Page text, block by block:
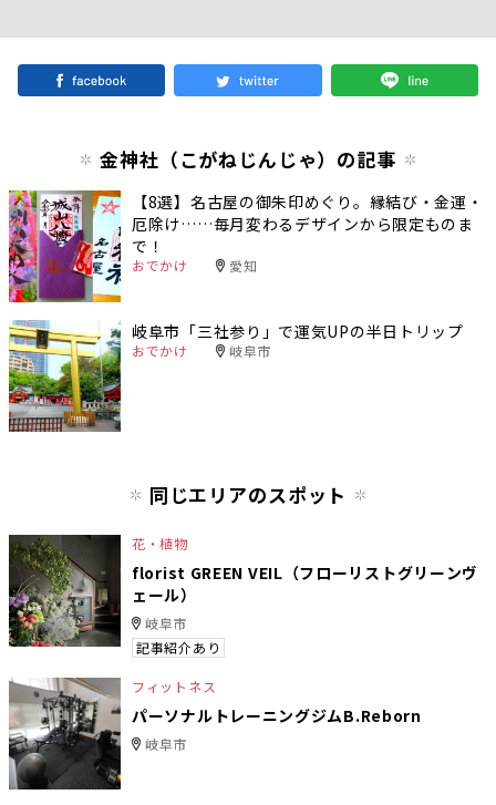
金神社（こがねじんじゃ）の記事
【8選】名古屋の御朱印めぐり。縁結び・金運・
厄除け……毎月変わるデザインから限定ものま
で！
おでかけ 愛知
岐阜市「三社参り」で運気UPの半日トリップ
おでかけ 岐阜市
同じエリアのスポット
花・植物
florist GREEN VEIL（フローリストグリーンヴ
ェール）
岐阜市
記事紹介あり
フィットネス
パーソナルトレーニングジムB.Reborn
岐阜市